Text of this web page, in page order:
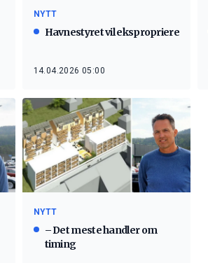
NYTT
Havnestyret vil ekspropriere
14.04.2026 05:00
NYTT
– Det meste handler om
timing